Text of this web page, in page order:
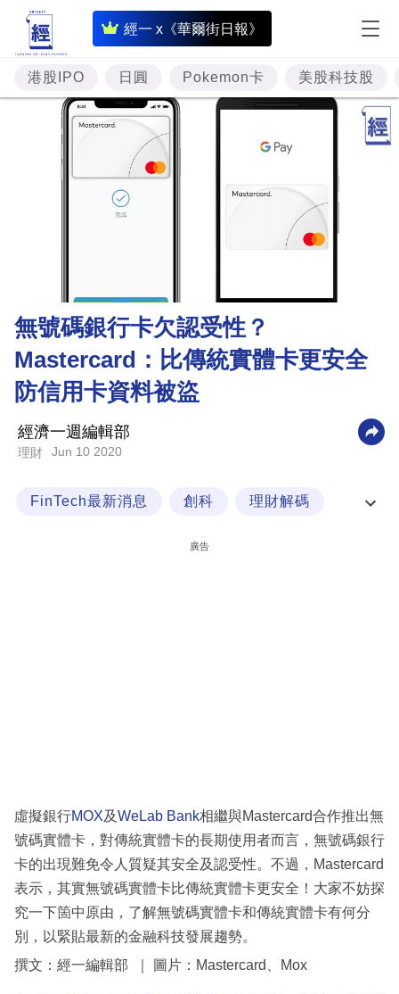
經一 x《華爾街日報》
即
時
財
經
專
投
資
理
財
商
業
科
技
場
港股IPO 日圓 Pokemon卡 美股科技股
無號碼銀行卡欠認受性？
Mastercard：比傳統實體卡更安全
防信用卡資料被盜
經濟一週編輯部
理財 Jun 10 2020
FinTech最新消息 創科 理財解碼
廣告
虛擬銀行MOX及WeLab Bank相繼與Mastercard合作推出無
號碼實體卡，對傳統實體卡的長期使用者而言，無號碼銀行
卡的出現難免令人質疑其安全及認受性。不過，Mastercard
表示，其實無號碼實體卡比傳統實體卡更安全！大家不妨探
究一下箇中原由，了解無號碼實體卡和傳統實體卡有何分
別，以緊貼最新的金融科技發展趨勢。
撰文：經一編輯部 ｜ 圖片：Mastercard、Mox